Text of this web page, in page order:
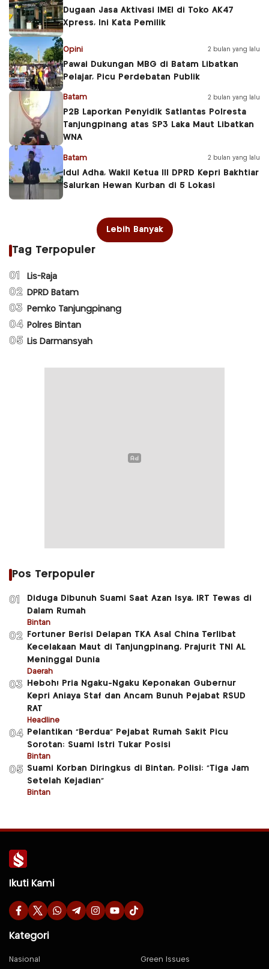
Dugaan Jasa Aktivasi IMEI di Toko AK47
Xpress, Ini Kata Pemilik
Opini 2 bulan yang lalu
Pawai Dukungan MBG di Batam Libatkan
Pelajar, Picu Perdebatan Publik
Batam 2 bulan yang lalu
P2B Laporkan Penyidik Satlantas Polresta
Tanjungpinang atas SP3 Laka Maut Libatkan
WNA
Batam 2 bulan yang lalu
Idul Adha, Wakil Ketua III DPRD Kepri Bakhtiar
Salurkan Hewan Kurban di 5 Lokasi
Lebih Banyak
Tag Terpopuler
01 Lis-Raja
02 DPRD Batam
03 Pemko Tanjungpinang
04 Polres Bintan
05 Lis Darmansyah
Pos Terpopuler
01
Diduga Dibunuh Suami Saat Azan Isya, IRT Tewas di
Dalam Rumah
Bintan
02
Fortuner Berisi Delapan TKA Asal China Terlibat
Kecelakaan Maut di Tanjungpinang, Prajurit TNI AL
Meninggal Dunia
Daerah
03
Heboh! Pria Ngaku-Ngaku Keponakan Gubernur
Kepri Aniaya Staf dan Ancam Bunuh Pejabat RSUD
RAT
Headline
04
Pelantikan “Berdua” Pejabat Rumah Sakit Picu
Sorotan: Suami Istri Tukar Posisi
Bintan
05 Suami Korban Diringkus di Bintan, Polisi: “Tiga Jam
Setelah Kejadian”
Bintan
Ikuti Kami
Kategori
Nasional Green Issues